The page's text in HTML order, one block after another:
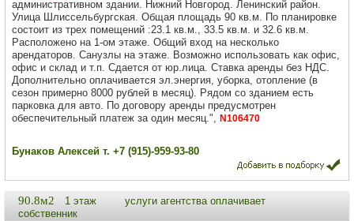
административном здании. Нижний Новгород. Ленинский район.
Улица Шлиссельбургская. Общая площадь 90 кв.м. По планировке
состоит из трех помещений :23.1 кв.м., 33.5 кв.м. и 32.6 кв.м.
Расположено на 1-ом этаже. Общий вход на несколько
арендаторов. Санузлы на этаже. Возможно использовать как офис,
офис и склад и т.п. Сдается от юр.лица. Ставка аренды без НДС.
Дополнительно оплачивается эл.энергия, уборка, отопление (в
сезон примерно 8000 рублей в месяц). Рядом со зданием есть
парковка для авто. По договору аренды предусмотрен
обеспечительный платеж за один месяц.", N106470
Бунаков Алексей т. +7 (915)-959-93-80
90.8м2 1 этаж
услуги агентства оплачивает
собственник